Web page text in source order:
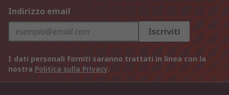
Indirizzo email
Iscriviti
I dati personali forniti saranno trattati in linea con la
nostra Politica sulla Privacy.